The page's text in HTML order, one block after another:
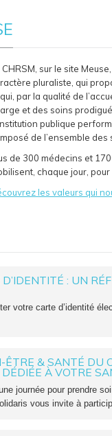
CHRSM, sur le site
pluraliste, qui
par la qualité de
et des soins
publique
de l’ensemble
de 300 médecins et
chaque jour,
les valeurs qui
: UN
votre carte d’identité
ÊTRE & SANTÉ DU
À VOTRE
journée pour prendre
vous invite à